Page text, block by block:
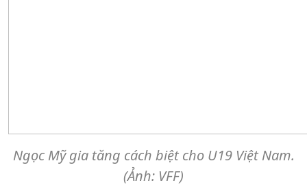
Ngọc Mỹ gia tăng cách biệt cho U19 Việt Nam.
(Ảnh: VFF)